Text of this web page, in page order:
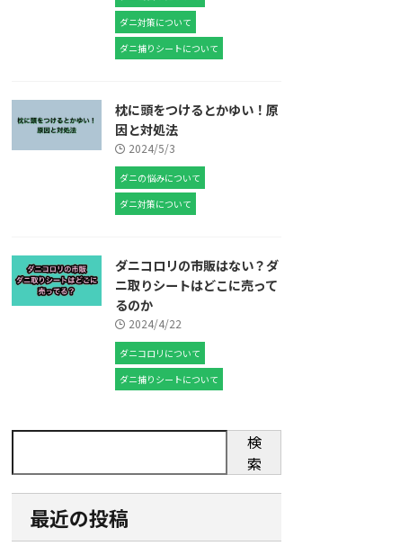
ダニ対策について
ダニ捕りシートについて
枕に頭をつけるとかゆい！原
因と対処法
2024/5/3
ダニの悩みについて
ダニ対策について
ダニコロリの市販はない？ダ
ニ取りシートはどこに売って
るのか
2024/4/22
ダニコロリについて
ダニ捕りシートについて
検
索
最近の投稿